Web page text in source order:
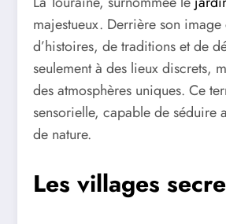
majestueux. Derrière son
d’histoires, de traditions et de
seulement à des lieux discrets,
des atmosphères uniques. Ce
sensorielle, capable de séduire
de nature.
Les villages